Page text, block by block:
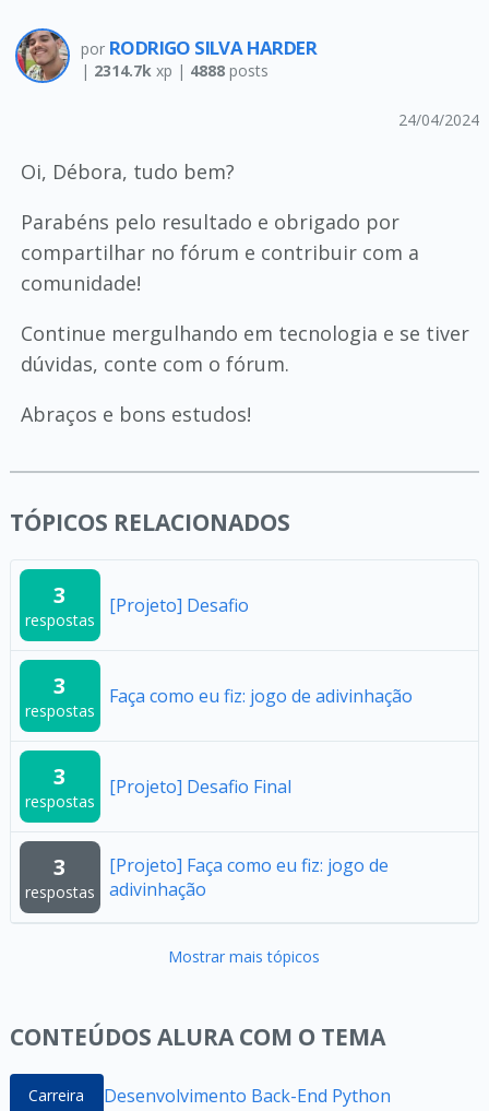
por RODRIGO SILVA HARDER
| 2314.7kxp | 4888posts
24/04/2024
Oi, Débora, tudo bem?
Parabéns pelo resultado e obrigado por
compartilhar no fórum e contribuir com a
comunidade!
Continue mergulhando em tecnologia e se tiver
dúvidas, conte com o fórum.
Abraços e bons estudos!
TÓPICOS RELACIONADOS
3
respostas
[Projeto] Desafio
3
respostas
Faça como eu fiz: jogo de adivinhação
3
respostas
[Projeto] Desafio Final
3
respostas
[Projeto] Faça como eu fiz: jogo de
adivinhação
Mostrar mais tópicos
CONTEÚDOS ALURA COM O TEMA
Carreira Desenvolvimento Back-End Python